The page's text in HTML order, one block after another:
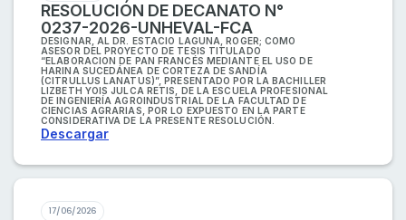
RESOLUCIÓN DE DECANATO N°
0237-2026-UNHEVAL-FCA
DESIGNAR, AL DR. ESTACIO LAGUNA, ROGER; COMO
ASESOR DEL PROYECTO DE TESIS TITULADO
“ELABORACION DE PAN FRANCÉS MEDIANTE EL USO DE
HARINA SUCEDÁNEA DE CORTEZA DE SANDÍA
(CITRULLUS LANATUS)”, PRESENTADO POR LA BACHILLER
LIZBETH YOIS JULCA RETIS, DE LA ESCUELA PROFESIONAL
DE INGENIERÍA AGROINDUSTRIAL DE LA FACULTAD DE
CIENCIAS AGRARIAS, POR LO EXPUESTO EN LA PARTE
CONSIDERATIVA DE LA PRESENTE RESOLUCIÓN.
Descargar
17/06/2026